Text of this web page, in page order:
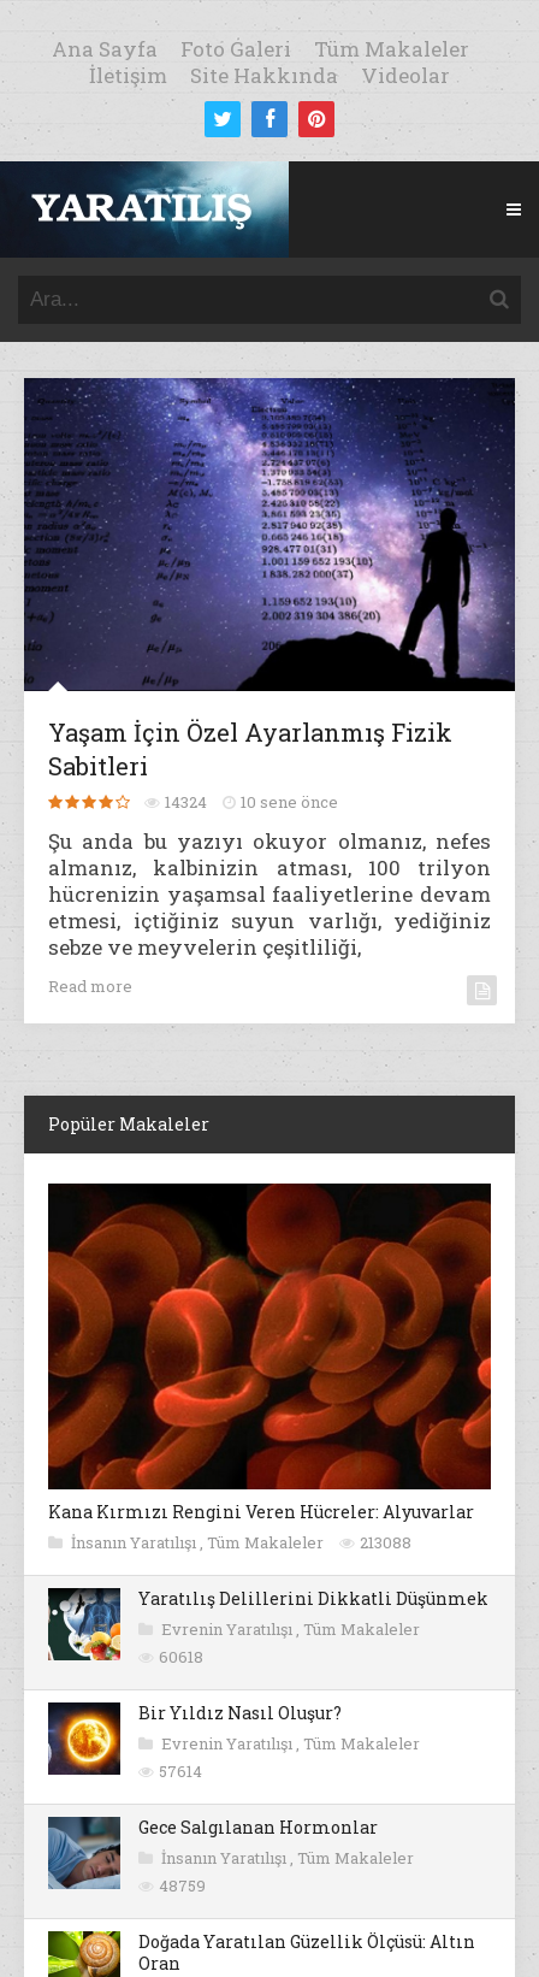
Ana Sayfa Foto Galeri
Tüm Makaleler
İletişim
Site Hakkında Videolar
Yaşam İçin Özel Ayarlanmış Fizik
Sabitleri
14324 10 sene önce
Şu anda bu yazıyı okuyor olmanız, nefes
almanız, kalbinizin atması, 100 trilyon
hücrenizin yaşamsal faaliyetlerine devam
etmesi, içtiğiniz suyun varlığı, yediğiniz
sebze ve meyvelerin çeşitliliği,
Read more
Popüler Makaleler
Kana Kırmızı Rengini Veren Hücreler: Alyuvarlar
İnsanın Yaratılışı , Tüm Makaleler 213088
Yaratılış Delillerini Dikkatli Düşünmek
Evrenin Yaratılışı , Tüm Makaleler
60618
Bir Yıldız Nasıl Oluşur?
Evrenin Yaratılışı , Tüm Makaleler
57614
Gece Salgılanan Hormonlar
İnsanın Yaratılışı , Tüm Makaleler
48759
Doğada Yaratılan Güzellik Ölçüsü: Altın
Oran